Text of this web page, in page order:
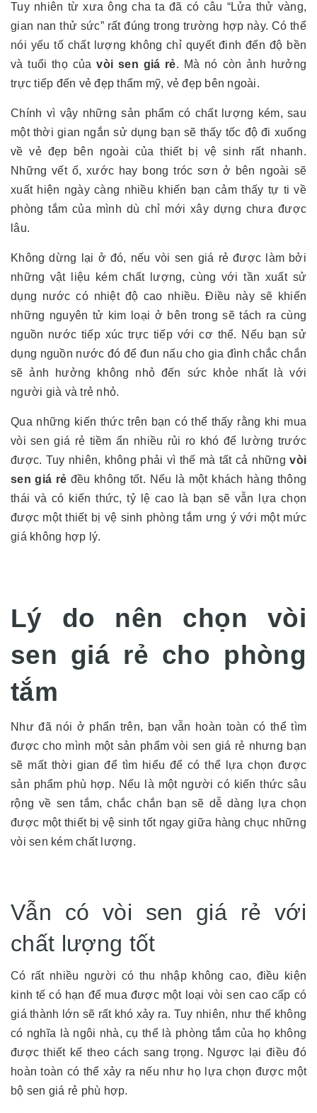
Tuy nhiên từ xưa ông cha ta đã có câu “Lửa thử vàng,
gian nan thử sức” rất đúng trong trường hợp này. Có thể
nói yếu tố chất lượng không chỉ quyết đinh đến độ bền
và tuổi thọ củavòi sen giá rẻ. Mà nó còn ảnh hưởng
trực tiếp đến vẻ đẹp thẩm mỹ, vẻ đẹp bên ngoài.
Chính vì vậy những sản phẩm có chất lượng kém, sau
một thời gian ngắn sử dụng bạn sẽ thấy tốc độ đi xuống
về vẻ đẹp bên ngoài của thiết bị vệ sinh rất nhanh.
Những vết ố, xước hay bong tróc sơn ở bên ngoài sẽ
xuất hiện ngày càng nhiều khiến bạn cảm thấy tự ti về
phòng tắm của mình dù chỉ mới xây dựng chưa được
lâu.
Không dừng lại ở đó, nếu vòi sen giá rẻ được làm bởi
những vật liệu kém chất lượng, cùng với tần xuất sử
dụng nước có nhiệt độ cao nhiều. Điều này sẽ khiến
những nguyên tử kim loại ở bên trong sẽ tách ra cùng
nguồn nước tiếp xúc trực tiếp với cơ thể. Nếu bạn sử
dụng nguồn nước đó để đun nấu cho gia đình chắc chắn
sẽ ảnh hưởng không nhỏ đến sức khỏe nhất là với
người già và trẻ nhỏ.
Qua những kiến thức trên bạn có thể thấy rằng khi mua
vòi sen giá rẻ tiềm ẩn nhiều rủi ro khó để lường trước
được. Tuy nhiên, không phải vì thế mà tất cả nhữngvòi
sen giá rẻ đều không tốt. Nếu là một khách hàng thông
thái và có kiến thức, tỷ lệ cao là bạn sẽ vẫn lựa chọn
được một thiết bị vệ sinh phòng tắm ưng ý với một mức
giá không hợp lý.
Lý do nên chọn vòi
sen giá rẻ cho phòng
tắm
Như đã nói ở phẩn trên, bạn vẫn hoàn toàn có thể tìm
được cho mình một sản phẩm vòi sen giá rẻ nhưng bạn
sẽ mất thời gian để tìm hiểu để có thể lựa chọn được
sản phẩm phù hợp. Nếu là một người có kiến thức sâu
rộng về sen tắm, chắc chắn bạn sẽ dễ dàng lựa chọn
được một thiết bị vệ sinh tốt ngay giữa hàng chục những
vòi sen kém chất lượng.
Vẫn có vòi sen giá rẻ với
chất lượng tốt
Có rất nhiều người có thu nhập không cao, điều kiện
kinh tế có hạn để mua được một loại vòi sen cao cấp có
giá thành lớn sẽ rất khó xảy ra. Tuy nhiên, như thế không
có nghĩa là ngôi nhà, cụ thể là phòng tắm của họ không
được thiết kế theo cách sang trọng. Ngược lại điều đó
hoàn toàn có thể xảy ra nếu như họ lựa chọn được một
bộ sen giá rẻ phù hợp.